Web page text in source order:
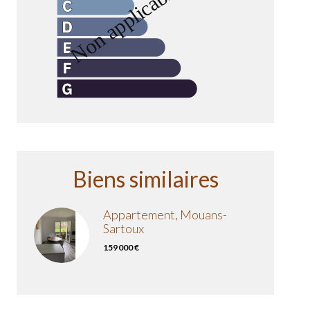
Biens similaires
Appartement, Mouans-
Sartoux
159 000 €